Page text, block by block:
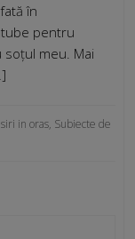
în
pentru
soțul meu. Mai
in oras, Subiecte de